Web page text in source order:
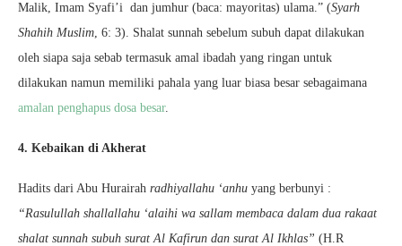
Malik, Imam Syafi’i dan jumhur (baca: mayoritas) ulama.” (Syarh
Shahih Muslim, 6: 3). Shalat sunnah sebelum subuh dapat dilakukan
oleh siapa saja sebab termasuk amal ibadah yang ringan untuk
dilakukan namun memiliki pahala yang luar biasa besar sebagaimana
amalan penghapus dosa besar.
4. Kebaikan di Akherat
Hadits dari Abu Hurairah radhiyallahu ‘anhu yang berbunyi :
“Rasulullah shallallahu ‘alaihi wa sallam membaca dalam dua rakaat
shalat sunnah subuh surat Al Kafirun dan surat Al Ikhlas” (H.R